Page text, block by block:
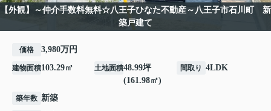
【外観】～仲介手数料無料☆八王子ひなた不動産～八王子市石川町 新
築戸建て
価格 3,980万円
建物面積103.29㎡ 土地面積48.99坪
(161.98㎡)
間取り 4LDK
築年数 新築